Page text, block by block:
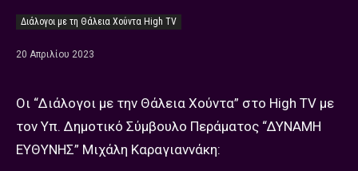
Διάλογοι με τη Θάλεια Χούντα High TV
20 Απριλίου 2023
Οι “Διάλογοι με την Θάλεια Χούντα” στο High TV με
τον Υπ. Δημοτικό Σύμβουλο Περάματος “ΔΥΝΑΜΗ
ΕΥΘΥΝΗΣ” Μιχάλη Καραγιαννάκη: